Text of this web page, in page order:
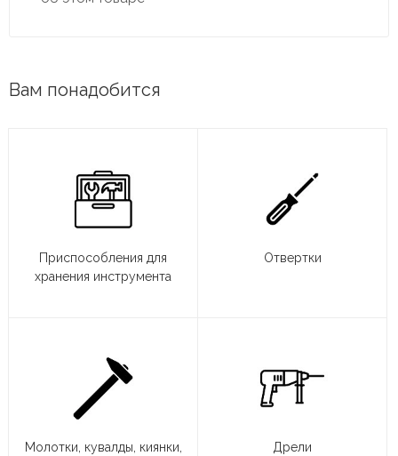
Вам понадобится
Приспособления для
хранения инструмента
Отвертки
Молотки, кувалды, киянки,
Дрели